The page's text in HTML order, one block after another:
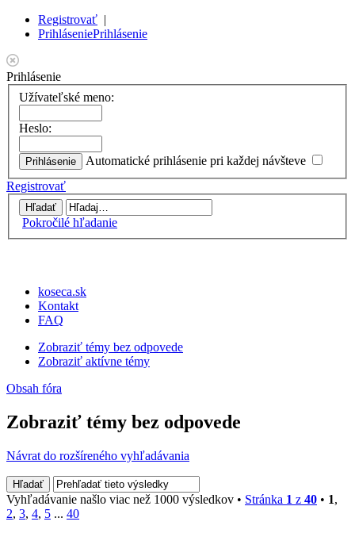
Registrovať |
PrihláseniePrihlásenie
Prihlásenie
Užívateľské meno:
Heslo:
Automatické prihlásenie pri každej návšteve
Registrovať
Pokročilé hľadanie
koseca.sk
Kontakt
FAQ
Zobraziť témy bez odpovede
Zobraziť aktívne témy
Obsah fóra
Zobraziť témy bez odpovede
Návrat do rozšíreného vyhľadávania
Vyhľadávanie našlo viac než 1000 výsledkov • Stránka 1 z 40 • 1,
2, 3, 4, 5 ... 40